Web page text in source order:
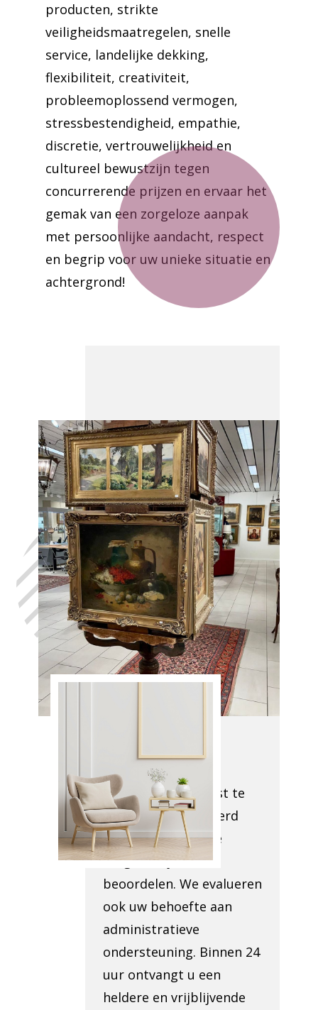
producten, strikte
veiligheidsmaatregelen, snelle
service, landelijke dekking,
flexibiliteit, creativiteit,
probleemoplossend vermogen,
stressbestendigheid, empathie,
discretie, vertrouwelijkheid en
cultureel bewustzijn tegen
concurrerende prijzen en ervaar het
gemak van een zorgeloze aanpak
met persoonlijke aandacht, respect
en begrip voor uw unieke situatie en
achtergrond!
Laat uw huis
leegmaken
Namen, in het
volste
vertrouwen,
met de hulp
van Antiek
Opkoper
komen uw locatie
inspecteren om vast te
stellen wat verwijderd
moet worden en de
toegankelijkheid te
beoordelen. We evalueren
ook uw behoefte aan
administratieve
ondersteuning. Binnen 24
uur ontvangt u een
heldere en vrijblijvende